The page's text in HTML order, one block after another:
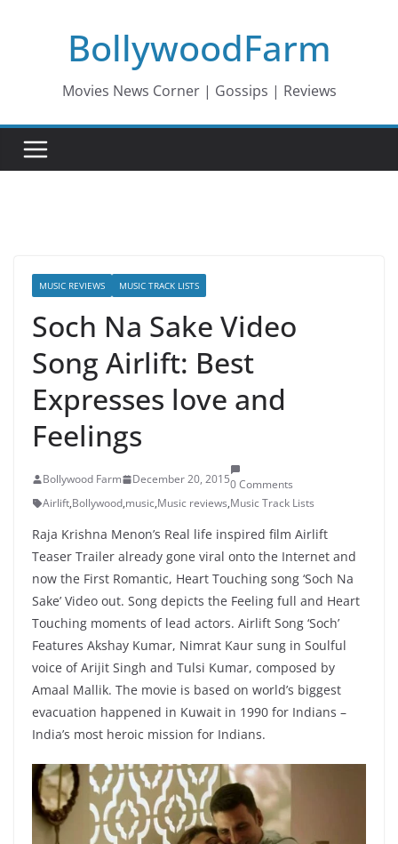
BollywoodFarm
Movies News Corner | Gossips | Reviews
MUSIC REVIEWS MUSIC TRACK LISTS
Soch Na Sake Video
Song Airlift: Best
Expresses love and
Feelings
Bollywood Farm December 20, 20150 Comments
Airlift,Bollywood,music,Music reviews,Music Track Lists
Raja Krishna Menon’s Real life inspired film Airlift
Teaser Trailer already gone viral onto the Internet and
now the First Romantic, Heart Touching song ‘Soch Na
Sake’ Video out. Song depicts the Feeling full and Heart
Touching moments of lead actors. Airlift Song ‘Soch’
Features Akshay Kumar, Nimrat Kaur sung in Soulful
voice of Arijit Singh and Tulsi Kumar, composed by
Amaal Mallik. The movie is based on world’s biggest
evacuation happened in Kuwait in 1990 for Indians –
India’s most heroic mission for Indians.